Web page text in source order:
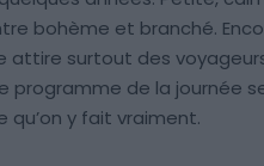
bohème et branché.
attire surtout des
programme de la journée
qu’on y fait vraiment.